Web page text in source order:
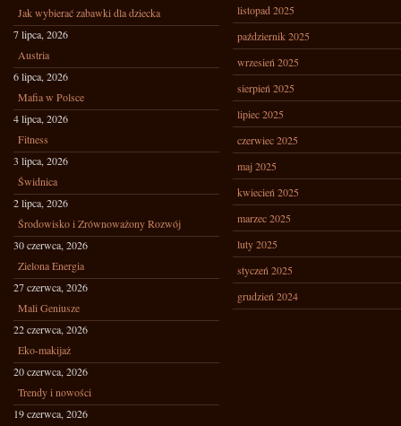
Jak wybierać zabawki dla dziecka
7 lipca, 2026
Austria
6 lipca, 2026
Mafia w Polsce
4 lipca, 2026
Fitness
3 lipca, 2026
Świdnica
2 lipca, 2026
Środowisko i Zrównoważony Rozwój
30 czerwca, 2026
Zielona Energia
27 czerwca, 2026
Mali Geniusze
22 czerwca, 2026
Eko-makijaż
20 czerwca, 2026
Trendy i nowości
19 czerwca, 2026
listopad 2025
październik 2025
wrzesień 2025
sierpień 2025
lipiec 2025
czerwiec 2025
maj 2025
kwiecień 2025
marzec 2025
luty 2025
styczeń 2025
grudzień 2024